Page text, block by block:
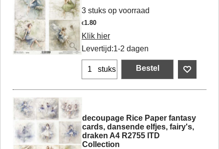
3 stuks op voorraad
€1.80
Klik hier
Levertijd:1-2 dagen
stuks Bestel
decoupage Rice Paper fantasy
cards, dansende elfjes, fairy's,
draken A4 R2755 ITD
Collection